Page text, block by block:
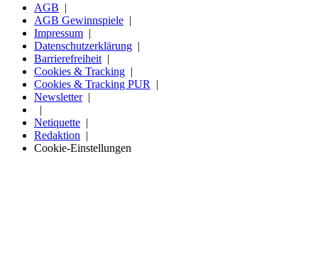
AGB
AGB Gewinnspiele
Impressum
Datenschutzerklärung
Barrierefreiheit
Cookies & Tracking
Cookies & Tracking PUR
Newsletter
Netiquette
Redaktion
Cookie-Einstellungen